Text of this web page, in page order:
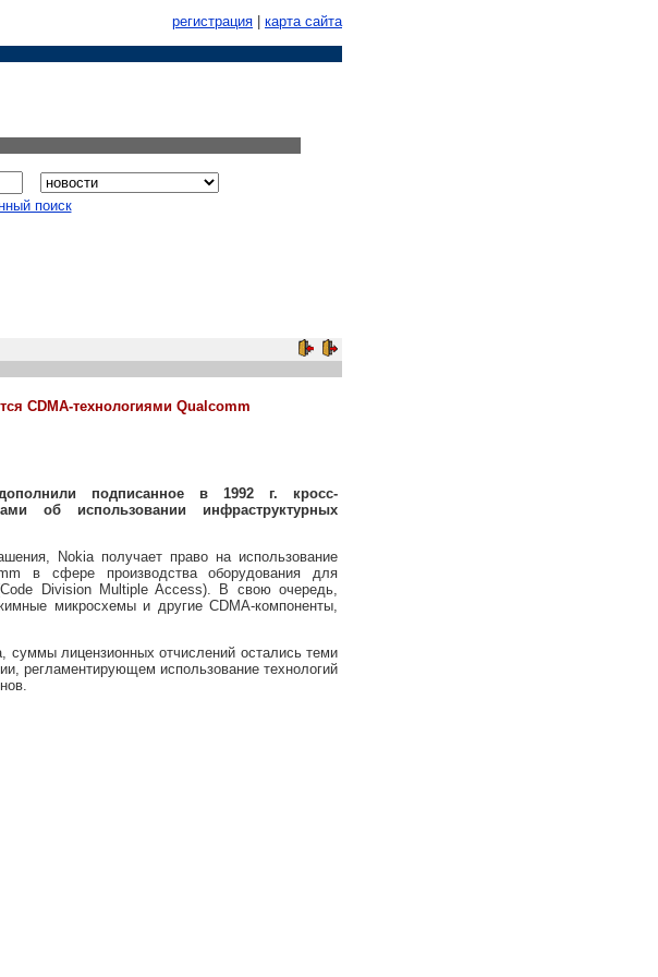
регистрация карта сайта
поиск
CDMA-технологиями Qualcomm
подписанное в 1992 г. кросс-
об использовании инфраструктурных
Nokia получает право на использование
в сфере производства оборудования для
Division Multiple Access). В свою очередь,
микросхемы и другие CDMA-компоненты,
лицензионных отчислений остались теми
регламентирующем использование технологий